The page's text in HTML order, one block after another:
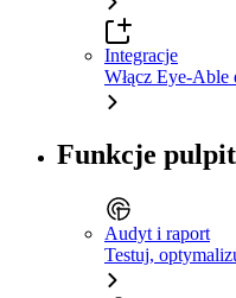
Integracje
Włącz Eye-Able
Funkcje
Audyt i raport
Testuj,